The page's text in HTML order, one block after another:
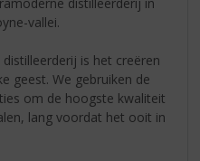
vallei.
is het creëren
geest. We gebruiken de
om de hoogste kwaliteit
lang voordat het ooit in